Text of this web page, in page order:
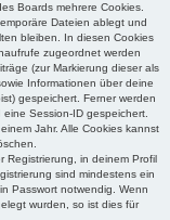
Boards mehrere Cookies.
Dateien ablegt und
bleiben. In diesen Cookies
zugeordnet werden
(zur Markierung dieser als
Informationen über deine
gespeichert. Ferner werden
Session-ID gespeichert.
Jahr. Alle Cookies kannst
Registrierung, in deinem Profil
sind mindestens ein
Passwort notwendig. Wenn
wurden, so ist dies für